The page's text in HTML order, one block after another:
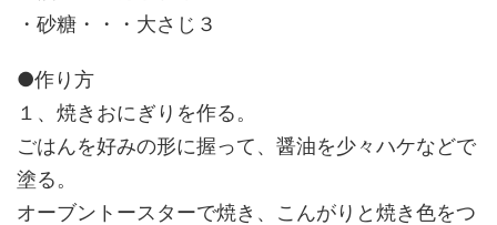
・砂糖・・・大さじ３
●作り方
１、焼きおにぎりを作る。
ごはんを好みの形に握って、醤油を少々ハケなどで
塗る。
オーブントースターで焼き、こんがりと焼き色をつ